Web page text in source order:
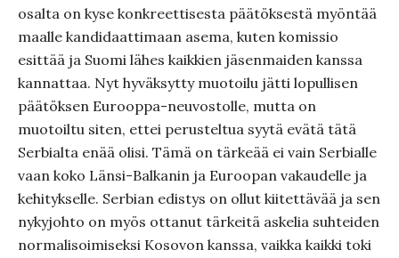
osalta on kyse konkreettisesta päätöksestä myöntää
maalle kandidaattimaan asema, kuten komissio
esittää ja Suomi lähes kaikkien jäsenmaiden kanssa
kannattaa. Nyt hyväksytty muotoilu jätti lopullisen
päätöksen Eurooppa-neuvostolle, mutta on
muotoiltu siten, ettei perusteltua syytä evätä tätä
Serbialta enää olisi. Tämä on tärkeää ei vain Serbialle
vaan koko Länsi-Balkanin ja Euroopan vakaudelle ja
kehitykselle. Serbian edistys on ollut kiitettävää ja sen
nykyjohto on myös ottanut tärkeitä askelia suhteiden
normalisoimiseksi Kosovon kanssa, vaikka kaikki toki